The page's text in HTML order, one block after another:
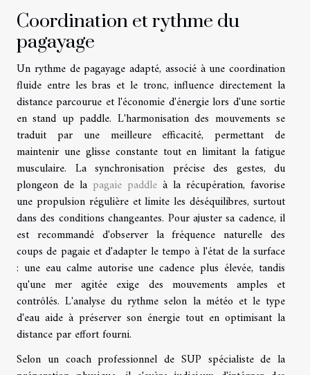
Coordination et rythme du
pagayage
Un rythme de pagayage adapté, associé à une coordination
fluide entre les bras et le tronc, influence directement la
distance parcourue et l'économie d'énergie lors d'une sortie
en stand up paddle. L'harmonisation des mouvements se
traduit par une meilleure efficacité, permettant de
maintenir une glisse constante tout en limitant la fatigue
musculaire. La synchronisation précise des gestes, du
plongeon de la pagaie paddle à la récupération, favorise
une propulsion régulière et limite les déséquilibres, surtout
dans des conditions changeantes. Pour ajuster sa cadence, il
est recommandé d'observer la fréquence naturelle des
coups de pagaie et d'adapter le tempo à l'état de la surface
: une eau calme autorise une cadence plus élevée, tandis
qu'une mer agitée exige des mouvements amples et
contrôlés. L'analyse du rythme selon la météo et le type
d'eau aide à préserver son énergie tout en optimisant la
distance par effort fourni.
Selon un coach professionnel de SUP spécialiste de la